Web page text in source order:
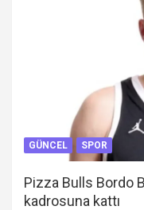
GÜNCEL SPOR
Pizza Bulls Bordo
kadrosuna kattı